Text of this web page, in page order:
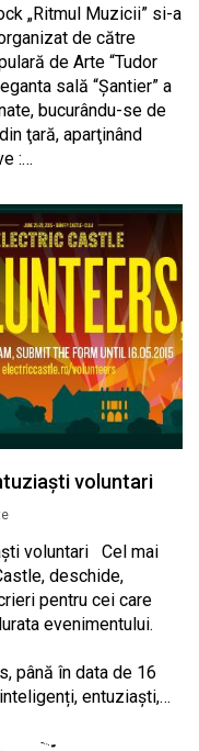
„Ritmul Muzicii” si-a
de către
de Arte “Tudor
sală “Şantier” a
bucurându-se de
ţară, aparţinând
:…
voluntari
voluntari Cel mai
deschide,
pentru cei care
evenimentului.
până în data de 16
entuziaști,…